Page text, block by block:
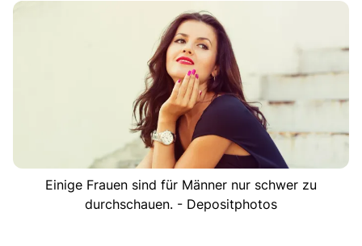
Einige Frauen sind für Männer nur schwer zu
durchschauen. - Depositphotos